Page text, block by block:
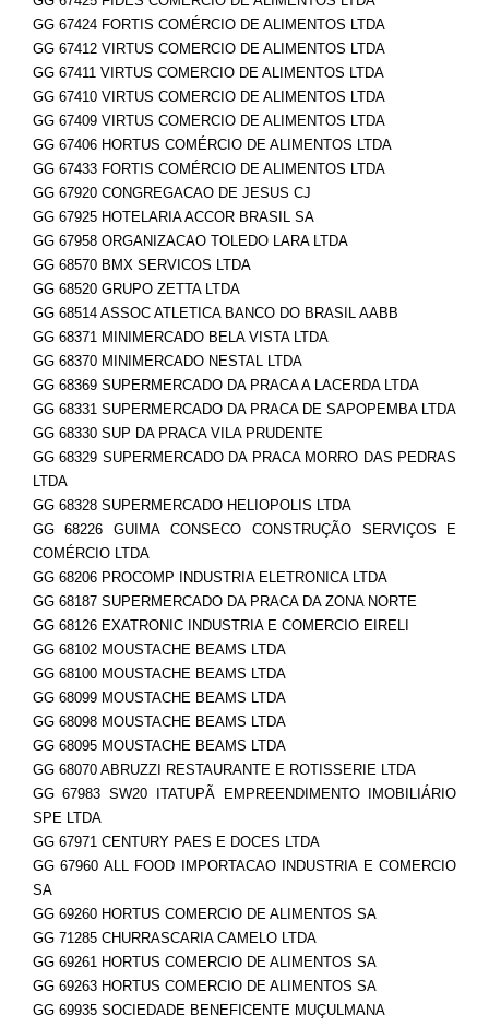
GG 67424 FORTIS COMÉRCIO DE ALIMENTOS LTDA
GG 67412 VIRTUS COMERCIO DE ALIMENTOS LTDA
GG 67411 VIRTUS COMERCIO DE ALIMENTOS LTDA
GG 67410 VIRTUS COMERCIO DE ALIMENTOS LTDA
GG 67409 VIRTUS COMERCIO DE ALIMENTOS LTDA
GG 67406 HORTUS COMÉRCIO DE ALIMENTOS LTDA
GG 67433 FORTIS COMÉRCIO DE ALIMENTOS LTDA
GG 67920 CONGREGACAO DE JESUS CJ
GG 67925 HOTELARIA ACCOR BRASIL SA
GG 67958 ORGANIZACAO TOLEDO LARA LTDA
GG 68570 BMX SERVICOS LTDA
GG 68520 GRUPO ZETTA LTDA
GG 68514 ASSOC ATLETICA BANCO DO BRASIL AABB
GG 68371 MINIMERCADO BELA VISTA LTDA
GG 68370 MINIMERCADO NESTAL LTDA
GG 68369 SUPERMERCADO DA PRACA A LACERDA LTDA
GG 68331 SUPERMERCADO DA PRACA DE SAPOPEMBA LTDA
GG 68330 SUP DA PRACA VILA PRUDENTE
GG 68329 SUPERMERCADO DA PRACA MORRO DAS PEDRAS
LTDA
GG 68328 SUPERMERCADO HELIOPOLIS LTDA
GG 68226 GUIMA CONSECO CONSTRUÇÃO SERVIÇOS E
COMÉRCIO LTDA
GG 68206 PROCOMP INDUSTRIA ELETRONICA LTDA
GG 68187 SUPERMERCADO DA PRACA DA ZONA NORTE
GG 68126 EXATRONIC INDUSTRIA E COMERCIO EIRELI
GG 68102 MOUSTACHE BEAMS LTDA
GG 68100 MOUSTACHE BEAMS LTDA
GG 68099 MOUSTACHE BEAMS LTDA
GG 68098 MOUSTACHE BEAMS LTDA
GG 68095 MOUSTACHE BEAMS LTDA
GG 68070 ABRUZZI RESTAURANTE E ROTISSERIE LTDA
GG 67983 SW20 ITATUPÃ EMPREENDIMENTO IMOBILIÁRIO
SPE LTDA
GG 67971 CENTURY PAES E DOCES LTDA
GG 67960 ALL FOOD IMPORTACAO INDUSTRIA E COMERCIO
SA
GG 69260 HORTUS COMERCIO DE ALIMENTOS SA
GG 71285 CHURRASCARIA CAMELO LTDA
GG 69261 HORTUS COMERCIO DE ALIMENTOS SA
GG 69263 HORTUS COMERCIO DE ALIMENTOS SA
GG 69935 SOCIEDADE BENEFICENTE MUÇULMANA